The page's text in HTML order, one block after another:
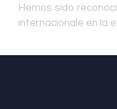
Hemos sido
internacionale en la